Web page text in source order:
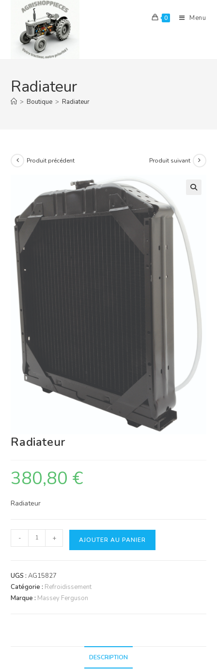
content
0 Menu
Radiateur
> Boutique > Radiateur
Produit précédent Produit suivant
Radiateur
380,80 €
Radiateur
quantité
de
- + AJOUTER AU PANIER
UGS :AG15827
Catégorie : Refroidissement
Marque : Massey Ferguson
DESCRIPTION